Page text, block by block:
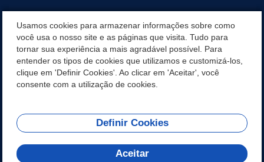
VISITE SÃO VICENTE
INSTITUCIONAL
REDES SOCIAIS
Usamos cookies para armazenar informações sobre como
você usa o nosso site e as páginas que visita. Tudo para
tornar sua experiência a mais agradável possível. Para
entender os tipos de cookies que utilizamos e customizá-los,
clique em 'Definir Cookies'. Ao clicar em 'Aceitar', você
consente com a utilização de cookies.
Definir Cookies
Aceitar
Olá! Como
posso te ajudar?